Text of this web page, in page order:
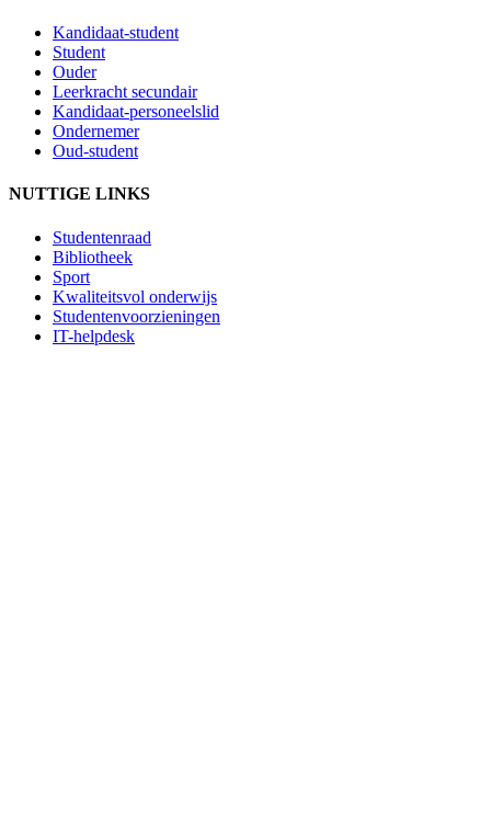
Kandidaat-student
Student
Ouder
Leerkracht secundair
Kandidaat-personeelslid
Ondernemer
Oud-student
NUTTIGE LINKS
Studentenraad
Bibliotheek
Sport
Kwaliteitsvol onderwijs
Studentenvoorzieningen
IT-helpdesk